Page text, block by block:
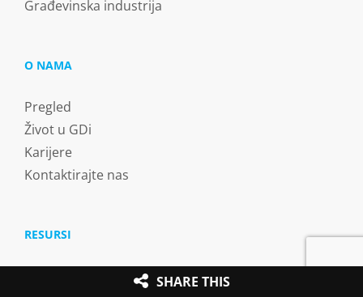
Građevinska industrija
O NAMA
Pregled
Život u GDi
Karijere
Kontaktirajte nas
RESURSI
SHARE THIS